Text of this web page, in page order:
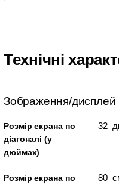
Технічні
Зображення/дисплей
Розмір екрана по
діагоналі (у
дюймах)
32
Розмір екрана по 80